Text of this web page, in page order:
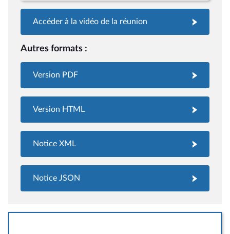
Accéder à la vidéo de la réunion
Autres formats :
Version PDF
Version HTML
Notice XML
Notice JSON